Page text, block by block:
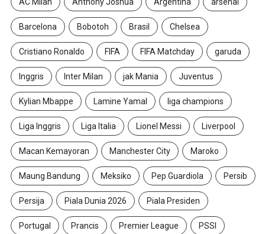
AC Milan Anthony Joshua Argentina arsenal
Barcelona Bobotoh Brasil Chelsea
Cristiano Ronaldo FIFA FIFA Matchday garuda
Inggris Inter Milan jak Mania Juventus
Kylian Mbappe Lamine Yamal liga champions
Liga Inggris Liga Italia Lionel Messi Liverpool
Macan Kemayoran Manchester City Maroko
Maung Bandung Meksiko Pep Guardiola Persib
Persija Piala Dunia 2026 Piala Presiden
Portugal Prancis Premier League PSSI